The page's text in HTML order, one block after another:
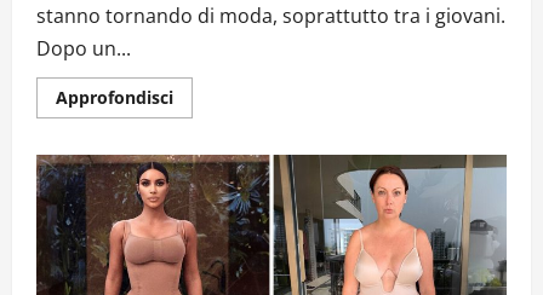
stanno tornando di moda, soprattutto tra i giovani.
Dopo un...
Approfondisci